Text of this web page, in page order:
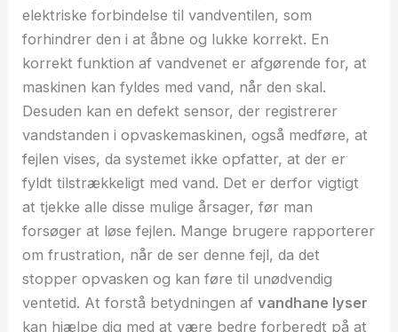
elektriske forbindelse til vandventilen, som
forhindrer den i at åbne og lukke korrekt. En
korrekt funktion af vandvenet er afgørende for, at
maskinen kan fyldes med vand, når den skal.
Desuden kan en defekt sensor, der registrerer
vandstanden i opvaskemaskinen, også medføre, at
fejlen vises, da systemet ikke opfatter, at der er
fyldt tilstrækkeligt med vand. Det er derfor vigtigt
at tjekke alle disse mulige årsager, før man
forsøger at løse fejlen. Mange brugere rapporterer
om frustration, når de ser denne fejl, da det
stopper opvasken og kan føre til unødvendig
ventetid. At forstå betydningen af ​​vandhane lyser
kan hjælpe dig med at være bedre forberedt på at